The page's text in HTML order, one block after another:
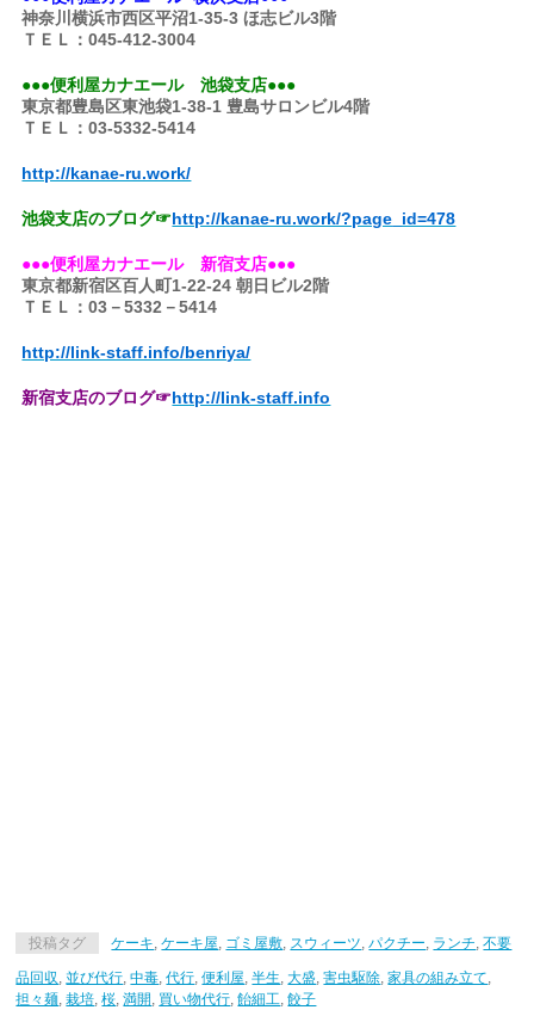
神奈川横浜市西区平沼1-35-3 ほ志ビル3階
ＴＥＬ：045-412-3004
●●●便利屋カナエール 池袋支店●●●
東京都豊島区東池袋1-38-1 豊島サロンビル4階
ＴＥＬ：03-5332-5414
http://kanae-ru.work/
池袋支店のブログ☞http://kanae-ru.work/?page _id=478
●●●便利屋カナエール 新宿支店●●●
東京都新宿区百人町1-22-24 朝日ビル2階
ＴＥＬ：03－5332－5414
http://link-staff.info/benriya/
新宿支店のブログ☞http://link-staff.info
投稿タグ ケーキ,ケーキ屋, ゴミ屋敷, スウィーツ,パクチー, ランチ,不要
品回収,並び代行,中毒,代行,便利屋,半生,大盛,害虫駆除,家具の組み立て,
担々麺,栽培,桜,満開, 買い物代行,飴細工,餃子